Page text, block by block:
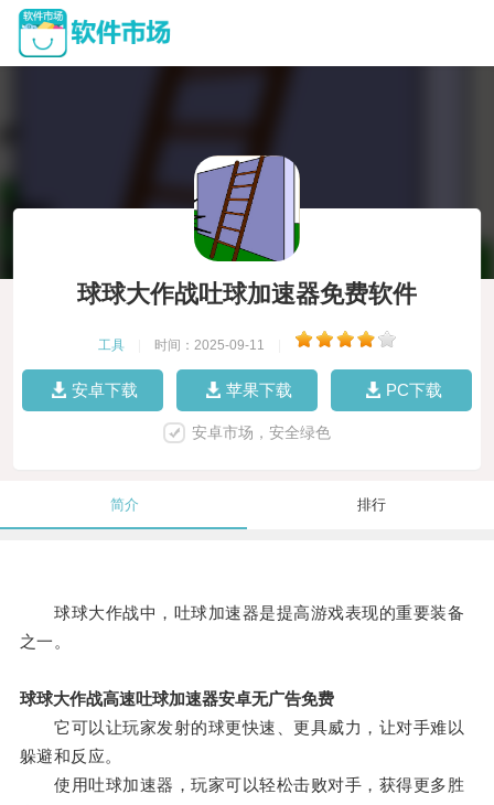
球球大作战吐球加速器免费软件
工具 时间：2025-09-11
安卓下载 苹果下载 PC下载
安卓市场，安全绿色
简介 排行
球球大作战中，吐球加速器是提高游戏表现的重要装备
之一。
球球大作战高速吐球加速器安卓无广告免费
它可以让玩家发射的球更快速、更具威力，让对手难以
躲避和反应。
使用吐球加速器，玩家可以轻松击败对手，获得更多胜